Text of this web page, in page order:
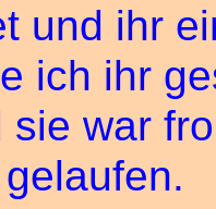
und ihr
ich ihr
sie war